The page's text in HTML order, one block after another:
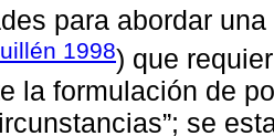
para abordar
1998) que
la formulación de
se